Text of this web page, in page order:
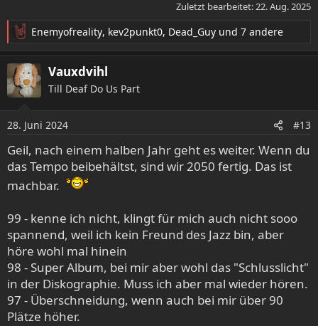
Zuletzt bearbeitet:22. Aug. 2025
R
e
a
k
t
o
n
e
n
:
Enemyofreality, kev2punkt0, Dead_Guy und 7 andere
Vauxdvihl
Till Deaf Do Us Part
28. Juni 2024 #13
Geil, nach einem halben Jahr geht es weiter. Wenn du
das Tempo beibehältst, sind wir 2050 fertig. Das ist
machbar.
99 - kenne ich nicht, klingt für mich auch nicht sooo
spannend, weil ich kein Freund des Jazz bin, aber
höre wohl mal hinein
98 - Super Album, bei mir aber wohl das "Schlusslicht"
in der Diskographie. Muss ich aber mal wieder hören.
97 - Überschneidung, wenn auch bei mir über 90
Plätze höher.